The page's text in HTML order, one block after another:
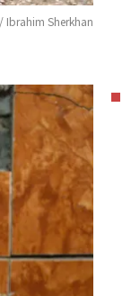
Ibrahim Sherkhan